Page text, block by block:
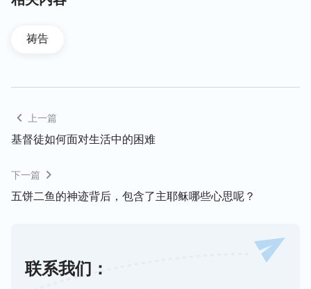
的时候，听到姊妹们祷告得很流利，还有那么多华丽
的词汇，心里特别羡慕，心想：我怎么祷告不出这样
真实的祷告，原来这是受脸面的支配啊！那我该怎么
发了一段神的话给我：
个人的存心对不对，如果能按神的要求做，跟神的关
够按神的话去行，这样你在神面前就成为一个对的
了神，不是为自己。在做每一件事的时候，在说每一
句话的时候，心能摆对，行事公正，不随从情感、个
祷告
上一篇
基督徒如何面对生活中的困难
下一篇
五饼二鱼的神迹背后，包含了主耶稣哪些心思呢？
联系我们：